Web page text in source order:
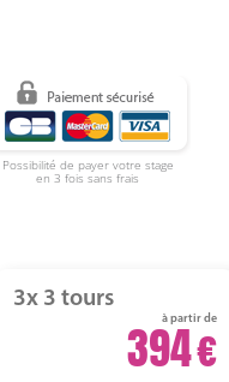
Possibilité de payer votre stage
en 3 fois sans frais
3x 3 tours
à partir de
394